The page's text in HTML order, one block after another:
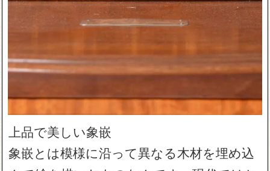
上品で美しい象嵌
象嵌とは模様に沿って異なる木材を埋め込